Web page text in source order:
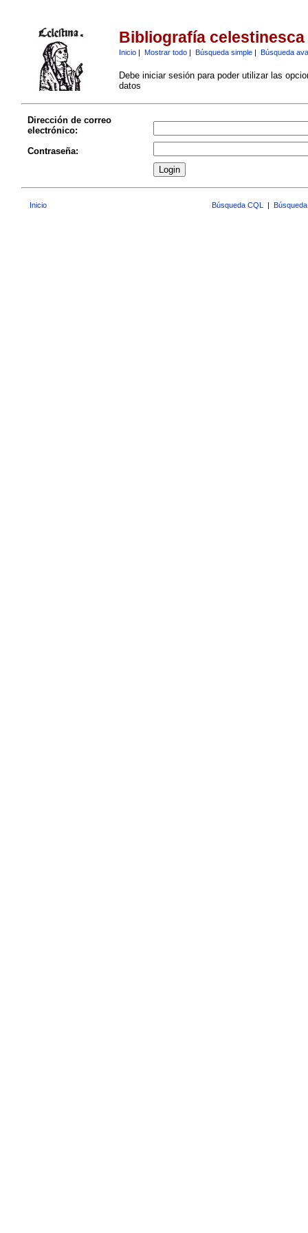
Bibliografía celestinesca
Inicio| Mostrar todo| Búsqueda simple| Búsqueda
Debe iniciar sesión para poder utilizar las
datos
Dirección de correo
electrónico:
Contraseña:
Inicio Búsqueda CQL |